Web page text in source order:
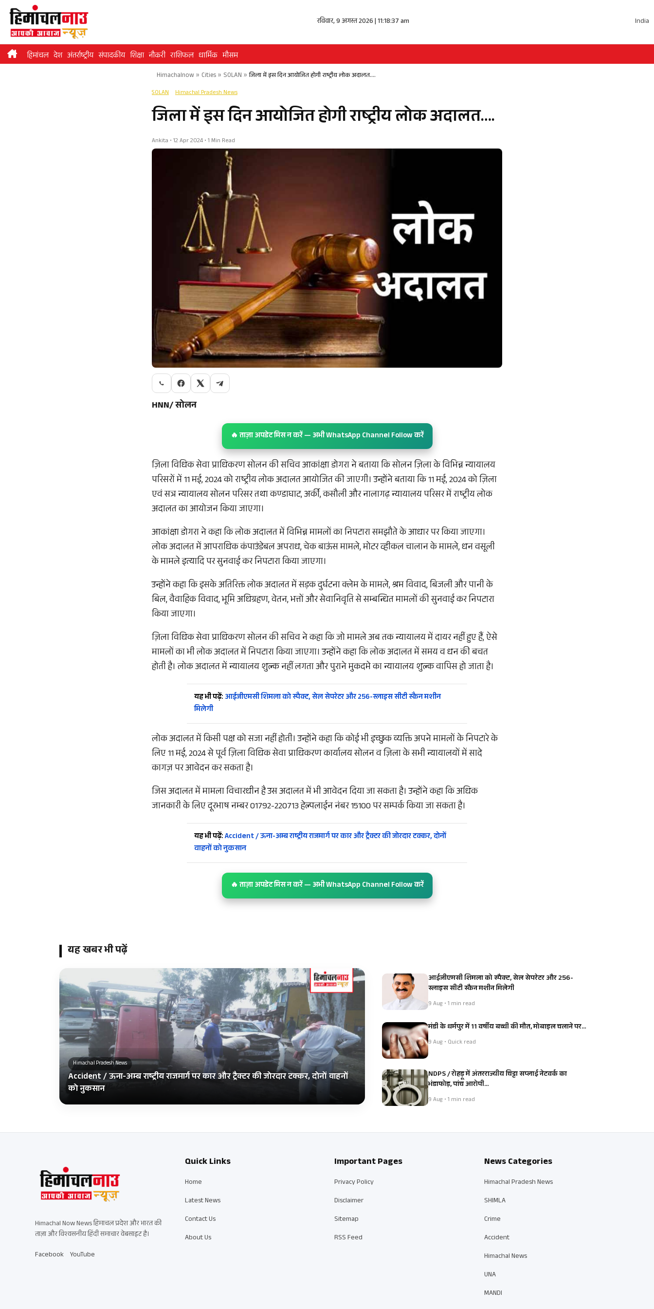
Skip
content
रविवार, 9 अगस्त 2026 | 11:18:37 am India
हिमांचल देश अंतर्राष्ट्रीय संपादकीय शिक्षा नौकरी राशिफल धार्मिक मौसम
Himachalnow» Cities» SOLAN » जिला में इस दिन आयोजित होगी राष्ट्रीय लोक अदालत….
SOLAN Himachal Pradesh News
जिला में इस दिन आयोजित होगी राष्ट्रीय लोक अदालत….
Ankita • 12 Apr 2024 • 1 Min Read
HNN/ सोलन
🔥 ताज़ा अपडेट मिस न करें — अभी WhatsApp Channel Follow करें
ज़िला विधिक सेवा प्राधिकरण सोलन की सचिव आकांक्षा डोगरा ने बताया कि सोलन ज़िला के विभिन्न न्यायालय
परिसरों में 11 मई, 2024 को राष्ट्रीय लोक अदालत आयोजित की जाएगी। उन्होंने बताया कि 11 मई, 2024 को ज़िला
एवं सत्र न्यायालय सोलन परिसर तथा कण्डाघाट, अर्की, कसौली और नालागढ़ न्यायालय परिसर में राष्ट्रीय लोक
अदालत का आयोजन किया जाएगा।
आकांक्षा डोगरा ने कहा कि लोक अदालत में विभिन्न मामलों का निपटारा समझौते के आधार पर किया जाएगा।
लोक अदालत में आपराधिक कंपाउंडेबल अपराध, चेक बाऊंस मामले, मोटर व्हीकल चालान के मामले, धन वसूली
के मामले इत्यादि पर सुनवाई कर निपटारा किया जाएगा।
उन्होंने कहा कि इसके अतिरिक्त लोक अदालत में सड़क दुर्घटना क्लेम के मामले, श्रम विवाद, बिजली और पानी के
बिल, वैवाहिक विवाद, भूमि अधिग्रहण, वेतन, भत्तों और सेवानिवृति से सम्बन्धित मामलों की सुनवाई कर निपटारा
किया जाएगा।
ज़िला विधिक सेवा प्राधिकरण सोलन की सचिव ने कहा कि जो मामले अब तक न्यायालय में दायर नहीं हुए हैं, ऐसे
मामलों का भी लोक अदालत में निपटारा किया जाएगा। उन्होंने कहा कि लोक अदालत में समय व धन की बचत
होती है। लोक अदालत में न्यायालय शुल्क नहीं लगता और पुराने मुकदमे का न्यायालय शुल्क वापिस हो जाता है।
यह भी पढ़ें: आईजीएमसी शिमला को स्पैक्ट, सेल सेपरेटर और 256-स्लाइस सीटी स्कैन मशीन
मिलेगी
लोक अदालत में किसी पक्ष को सजा नहीं होती। उन्होंने कहा कि कोई भी इच्छुक व्यक्ति अपने मामलों के निपटारे के
लिए 11 मई, 2024 से पूर्व ज़िला विधिक सेवा प्राधिकरण कार्यालय सोलन व ज़िला के सभी न्यायालयों में सादे
कागज़ पर आवेदन कर सकता है।
जिस अदालत में मामला विचारधीन है उस अदालत में भी आवेदन दिया जा सकता है। उन्होंने कहा कि अधिक
जानकारी के लिए दूरभाष नम्बर 01792-220713 हेल्पलाईन नंबर 15100 पर सम्पर्क किया जा सकता है।
यह भी पढ़ें:Accident / ऊना-अम्ब राष्ट्रीय राजमार्ग पर कार और ट्रैक्टर की जोरदार टक्कर, दोनों
वाहनों को नुकसान
🔥 ताज़ा अपडेट मिस न करें — अभी WhatsApp Channel Follow करें
यह खबर भी पढ़ें
Himachal Pradesh News
Accident / ऊना-अम्ब राष्ट्रीय राजमार्ग पर कार और ट्रैक्टर की जोरदार टक्कर, दोनों वाहनों
को नुकसान
आईजीएमसी शिमला को स्पैक्ट, सेल सेपरेटर और 256-
स्लाइस सीटी स्कैन मशीन मिलेगी
9 Aug • 1 min read
मंडी के धर्मपुर में 11 वर्षीय बच्ची की मौत, मोबाइल चलाने पर…
9 Aug • Quick read
NDPS / रोहड़ू में अंतरराज्यीय चिट्टा सप्लाई नेटवर्क का
भंडाफोड़, पांच आरोपी…
9 Aug • 1 min read
Himachal Now News हिमाचल प्रदेश और भारत की
ताज़ा और विश्वसनीय हिंदी समाचार वेबसाइट है।
Facebook YouTube
Quick Links
Home
Latest News
Contact Us
About Us
Important Pages
Privacy Policy
Disclaimer
Sitemap
RSS Feed
News Categories
Himachal Pradesh News
SHIMLA
Crime
Accident
Himachal News
UNA
MANDI